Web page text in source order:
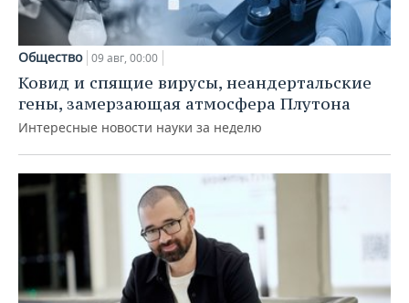
Общество 09 авг, 00:00
Ковид и спящие вирусы, неандертальские
гены, замерзающая атмосфера Плутона
Интересные новости науки за неделю